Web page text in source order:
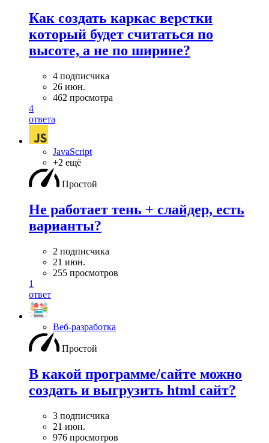
Как создать каркас верстки
который будет считаться по
высоте, а не по ширине?
4 подписчика
26 июн.
462 просмотра
4
ответа
JavaScript
+2 ещё
Простой
Не работает тень + слайдер, есть
варианты?
2 подписчика
21 июн.
255 просмотров
1
ответ
Веб-разработка
Простой
В какой программе/сайте можно
создать и выгрузить html сайт?
3 подписчика
21 июн.
976 просмотров